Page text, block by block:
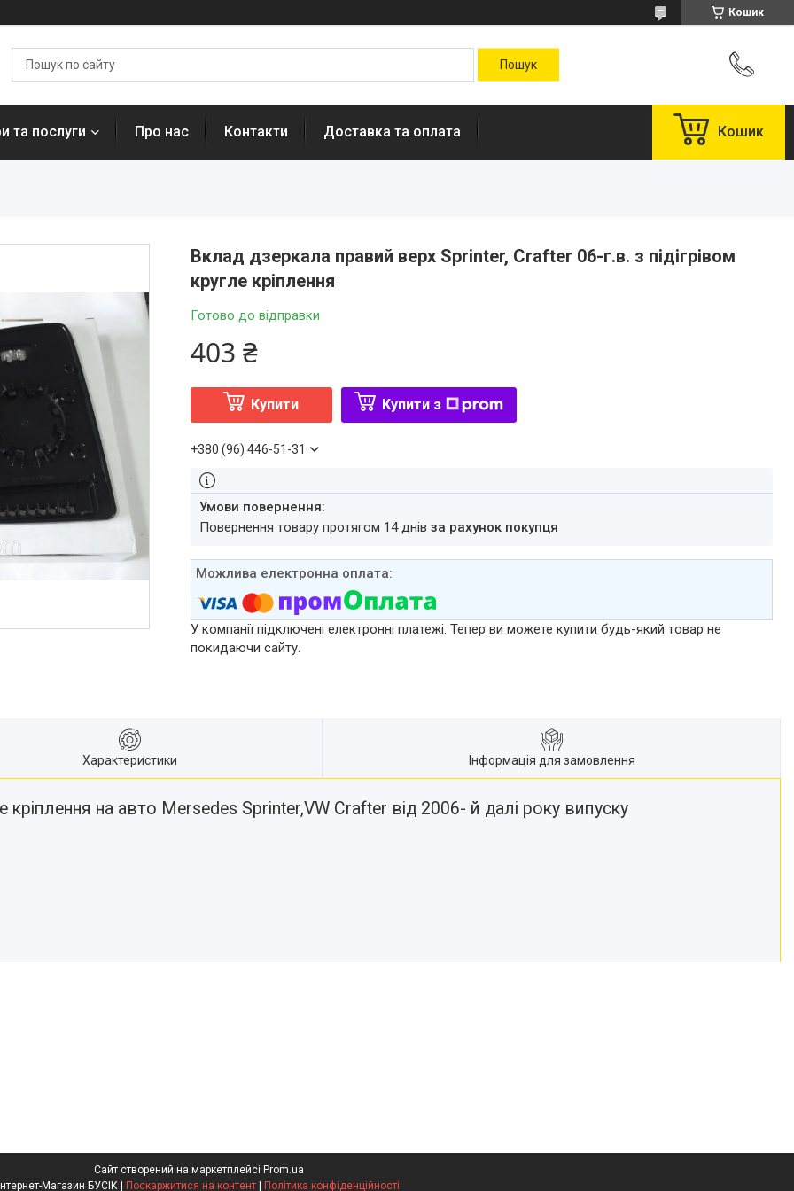
Кошик
та послуги Про нас Контакти Доставка та оплата Кошик
Вклад дзеркала правий верх Sprinter, Crafter 06-г.в. з підігрівом
кругле кріплення
Готово до відправки
403 ₴
Купити Купити з
+380 (96) 446-51-31
повернення товару протягом 14 днів за рахунок покупця
У компанії підключені електронні платежі. Тепер ви можете купити будь-який товар не
покидаючи сайту.
Характеристики Інформація для замовлення
кріплення на авто Mersedes Sprinter,VW Crafter від 2006- й далі року випуску
Сайт створений на маркетплейсі Prom.ua
Поскаржитися на контент Політика конфіденційності